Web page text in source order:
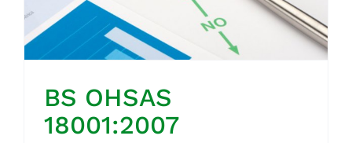
BS OHSAS
18001:2007